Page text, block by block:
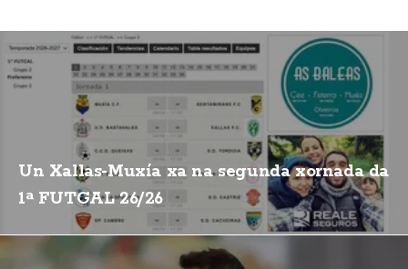
Un Xallas-Muxía xa na segunda xornada da
1ª FUTGAL 26/26